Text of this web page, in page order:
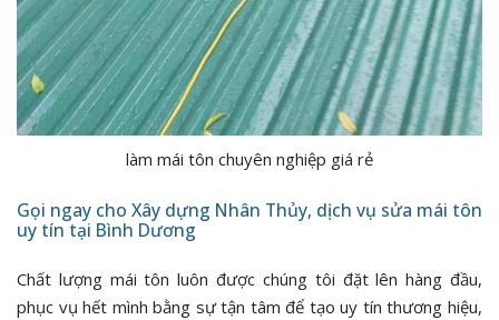
làm mái tôn chuyên nghiệp giá rẻ
Gọi ngay cho Xây dựng Nhân Thủy, dịch vụ sửa mái tôn
uy tín tại Bình Dương
Chất lượng mái tôn luôn được chúng tôi đặt lên hàng đầu,
phục vụ hết mình bằng sự tận tâm để tạo uy tín thương hiệu,